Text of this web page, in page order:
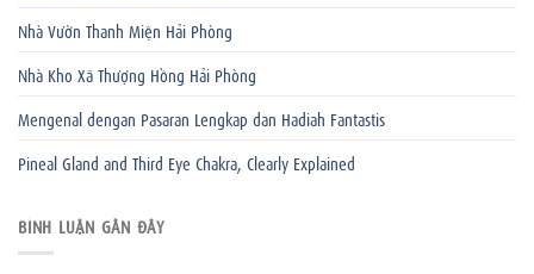
Nhà Vườn Thanh Miện Hải Phòng
Nhà Kho Xã Thượng Hồng Hải Phòng
Mengenal dengan Pasaran Lengkap dan Hadiah Fantastis
Pineal Gland and Third Eye Chakra, Clearly Explained
BÌNH LUẬN GẦN ĐÂY